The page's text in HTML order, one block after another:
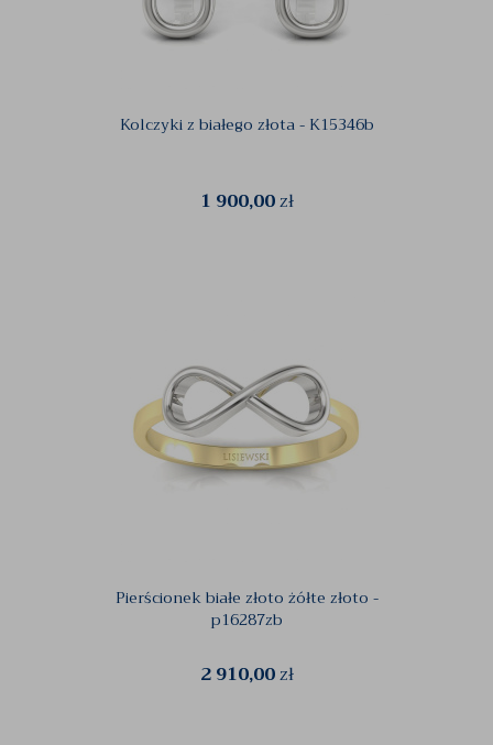
Kolczyki z białego złota - K15346b
1 900,00zł
Pierścionek białe złoto żółte złoto -
p16287zb
2 910,00zł